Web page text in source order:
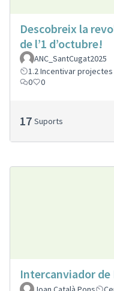
Descobreix la
de l’1 d’octubre!
ANC_SantCugat2025
1.2 Incentivar
0
0
17 Suports
Intercanviador de